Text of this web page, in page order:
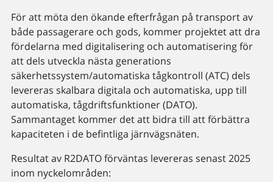
För att möta den ökande efterfrågan på transport av
både passagerare och gods, kommer projektet att dra
fördelarna med digitalisering och automatisering för
att dels utveckla nästa generations
säkerhetssystem/automatiska tågkontroll (ATC) dels
levereras skalbara digitala och automatiska, upp till
automatiska, tågdriftsfunktioner (DATO).
Sammantaget kommer det att bidra till att förbättra
kapaciteten i de befintliga järnvägsnäten.
Resultat av R2DATO förväntas levereras senast 2025
inom nyckelområden: